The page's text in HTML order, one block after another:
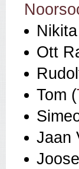
Ott
Tom (
Jaan